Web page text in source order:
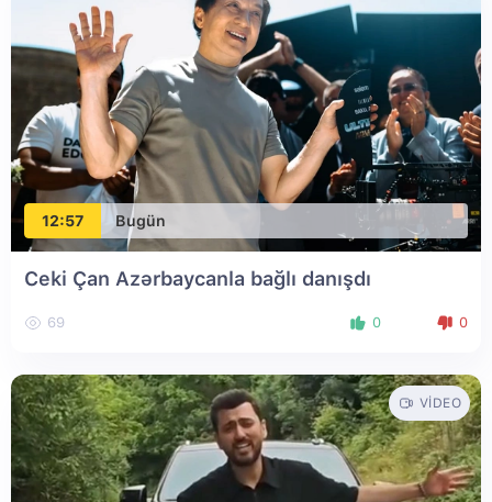
12:57 Bugün
Ceki Çan Azərbaycanla bağlı danışdı
69 0 0
VIDEO